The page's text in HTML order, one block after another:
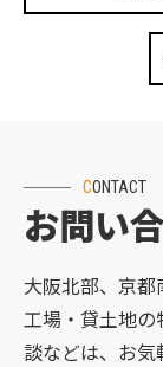
CONTACT
お問い
大阪北部、京
工場・貸土地
談などは、お気